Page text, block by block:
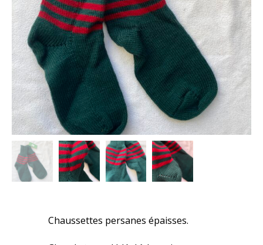
Chaussettes persanes épaisses.